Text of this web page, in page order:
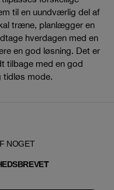
til en uundværlig del af
træne, planlægger en
hverdagen med en
en god løsning. Det er
tilbage med en god
tidløs mode.
NOGET
T